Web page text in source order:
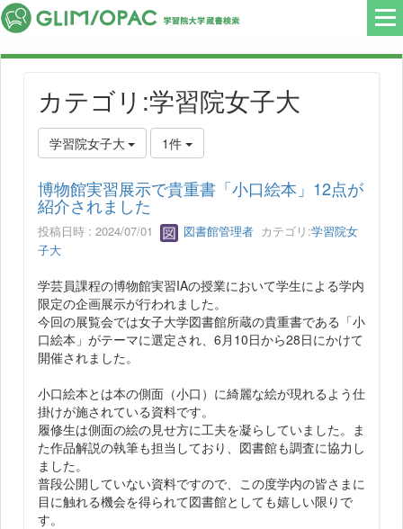
カテゴリ:学習院女子大
学習院女子大 1件
博物館実習展示で貴重書「小口絵本」12点が
紹介されました
投稿日時 : 2024/07/01 図書館管理者 カテゴリ:学習院女
子大
学芸員課程の博物館実習IAの授業において学生による学内
限定の企画展示が行われました。
今回の展覧会では女子大学図書館所蔵の貴重書である「小
口絵本」がテーマに選定され、6月10日から28日にかけて
開催されました。
小口絵本とは本の側面（小口）に綺麗な絵が現れるよう仕
掛けが施されている資料です。
履修生は側面の絵の見せ方に工夫を凝らしていました。ま
た作品解説の執筆も担当しており、図書館も調査に協力し
ました。
普段公開していない資料ですので、この度学内の皆さまに
目に触れる機会を得られて図書館としても嬉しい限りで
す。